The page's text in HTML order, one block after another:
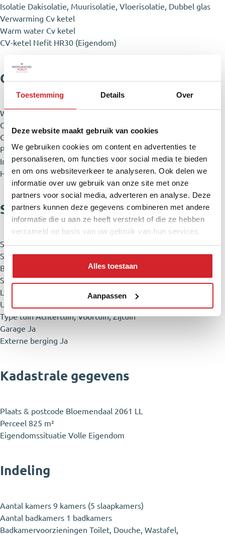
Toestemming Details Over
Deze website maakt gebruik van cookies
We gebruiken cookies om content en advertenties te
personaliseren, om functies voor social media te bieden
en om ons websiteverkeer te analyseren. Ook delen we
informatie over uw gebruik van onze site met onze
partners voor social media, adverteren en analyse. Deze
partners kunnen deze gegevens combineren met andere
informatie die u aan ze heeft verstrekt of die ze hebben
verzameld op basis van uw gebruik van hun services.
Alles toestaan
Aanpassen
Isolatie Dakisolatie, Muurisolatie, Vloerisolatie, Dubbel glas
Verwarming Cv ketel
Warm water Cv ketel
CV-ketel Nefit HR30 (Eigendom)
Oppervlakte en inhoud
Wonen
Overige inpandige ruimte
Gebouwgebonden buitenruimte
Perceel825 m²
Inhoud757 m²
Hoofdtuin618 m²
Specificaties
Soort woonhuisEengezinswoning
Soort bouwBestaande Bouw
Bouwjaar
Soort dakSamengesteld Dak
Ligging
Aan Bosrand, Aan Rustige Weg, In Woonwijk, Vrij
Uitzicht
Type tuinAchtertuin, Voortuin, Zijtuin
Garage Ja
Externe berging Ja
Kadastrale gegevens
Plaats & postcode Bloemendaal 2061 LL
Perceel 825 m²
Eigendomssituatie Volle Eigendom
Indeling
Aantal kamers 9 kamers (5 slaapkamers)
Aantal badkamers 1 badkamers
Badkamervoorzieningen Toilet, Douche, Wastafel,